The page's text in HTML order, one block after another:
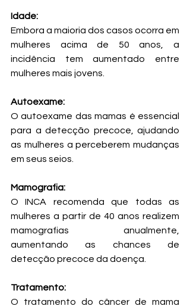
Idade:
Embora a maioria dos casos ocorra em
mulheres acima de 50 anos, a
incidência tem aumentado entre
mulheres mais jovens.
Autoexame:
O autoexame das mamas é essencial
para a detecção precoce, ajudando
as mulheres a perceberem mudanças
em seus seios.
Mamografia:
O INCA recomenda que todas as
mulheres a partir de 40 anos realizem
mamografias anualmente,
aumentando as chances de
detecção precoce da doença.
Tratamento:
O tratamento do câncer de mama